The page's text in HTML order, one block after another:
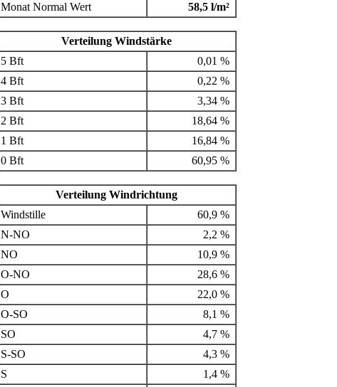
Monat Normal Wert
58,5 l/m²
Verteilung Windstärke
5 Bft
0,01 %
4 Bft
0,22 %
3 Bft
3,34 %
2 Bft
18,64 %
1 Bft
16,84 %
0 Bft
60,95 %
Verteilung Windrichtung
Windstille
60,9 %
N-NO
2,2 %
NO
10,9 %
O-NO
28,6 %
O
22,0 %
O-SO
8,1 %
SO
4,7 %
S-SO
4,3 %
S
1,4 %